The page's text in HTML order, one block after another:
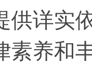
供详实
素养和